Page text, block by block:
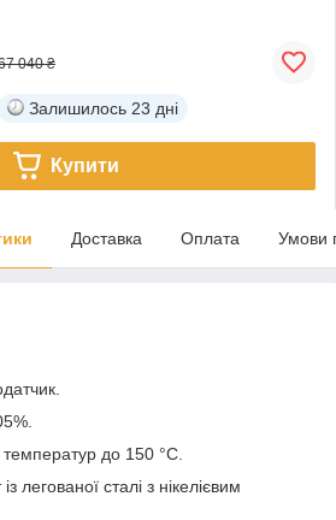
040 ₴
Залишилось 23 дні
Купити
Доставка Оплата Умови
до 150 °C.
легованої сталі з нікелієвим